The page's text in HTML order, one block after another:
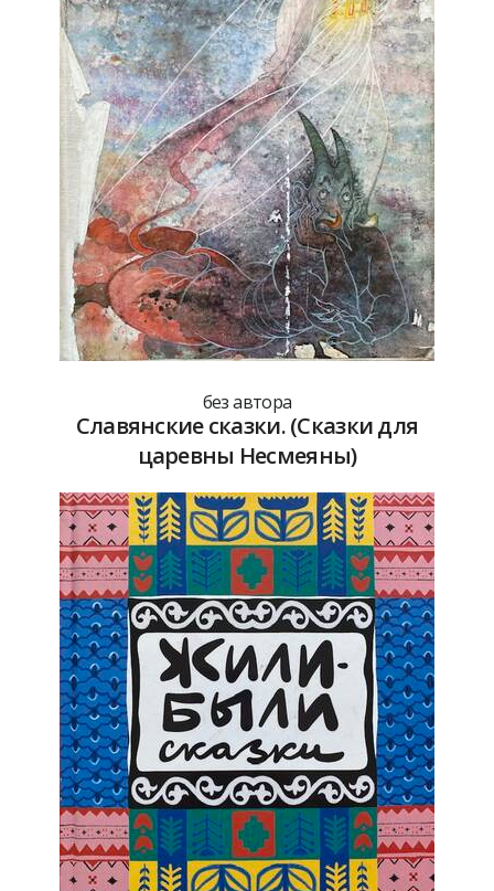
без автора
Славянские сказки. (Сказки для
царевны Несмеяны)